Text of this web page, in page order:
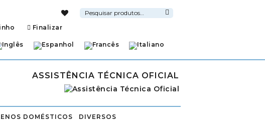
Pesquisar
por:
Finalizar
ASSISTÊNCIA TÉCNICA OFICIAL
DOMÉSTICOS
DIVERSOS